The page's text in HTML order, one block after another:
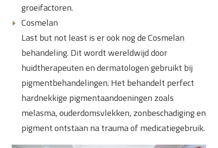
groeifactoren.
Cosmelan
Last but not least is er ook nog de Cosmelan
behandeling. Dit wordt wereldwijd door
huidtherapeuten en dermatologen gebruikt bij
pigmentbehandelingen. Het behandelt perfect
hardnekkige pigmentaandoeningen zoals
melasma, ouderdomsvlekken, zonbeschadiging en
pigment ontstaan na trauma of medicatiegebruik.